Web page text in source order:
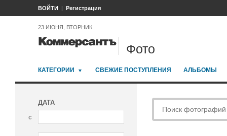
ВОЙТИ Регистрация
23 ИЮНЯ, ВТОРНИК
Фото
КАТЕГОРИИ СВЕЖИЕ ПОСТУПЛЕНИЯ АЛЬБОМЫ
ДАТА
с